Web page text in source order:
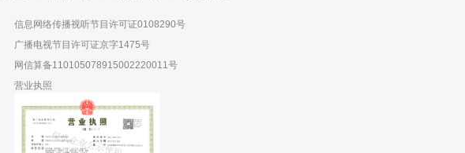
信息网络传播视听节目许可证0108290号
广播电视节目许可证京字1475号
网信算备110105078915002220011号
营业执照